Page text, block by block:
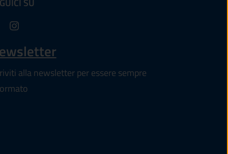
scheda).
SU
alla newsletter per essere sempre